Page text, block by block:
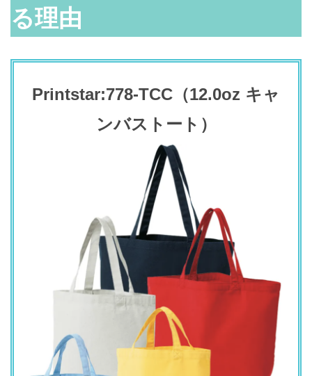
る理由
Printstar:778-TCC （12.0oz キャ
ンバストート）